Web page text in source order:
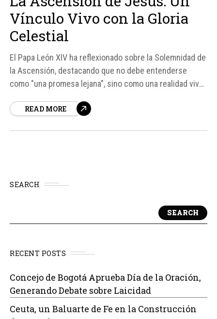
Vínculo Vivo con la Gloria
Celestial
El Papa León XIV ha reflexionado sobre la Solemnidad de
la Ascensión, destacando que no debe entenderse
como "una promesa lejana", sino como una realidad viva
Ascensión nos muestra un vínculo vivo que nos atrae
READ MORE
SEARCH
SEARCH
RECENT POSTS
Concejo de Bogotá Aprueba Día de la Oración,
Generando Debate sobre Laicidad
Ceuta, un Baluarte de Fe en la Construcción